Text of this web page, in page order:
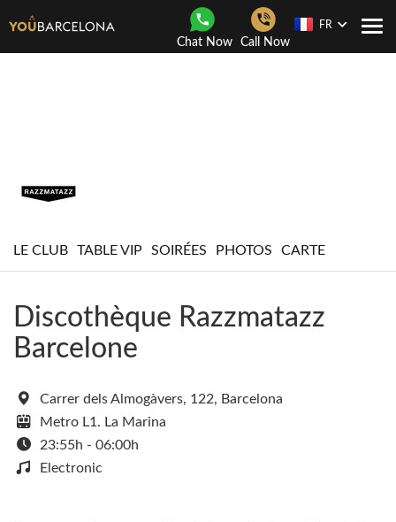
Chat Now Call Now
FR
LE CLUB TABLE VIP SOIRÉES PHOTOS CARTE
Discothèque Razzmatazz
Barcelone
Carrer dels Almogàvers, 122, Barcelona
Metro L1. La Marina
23:55h - 06:00h
Electronic